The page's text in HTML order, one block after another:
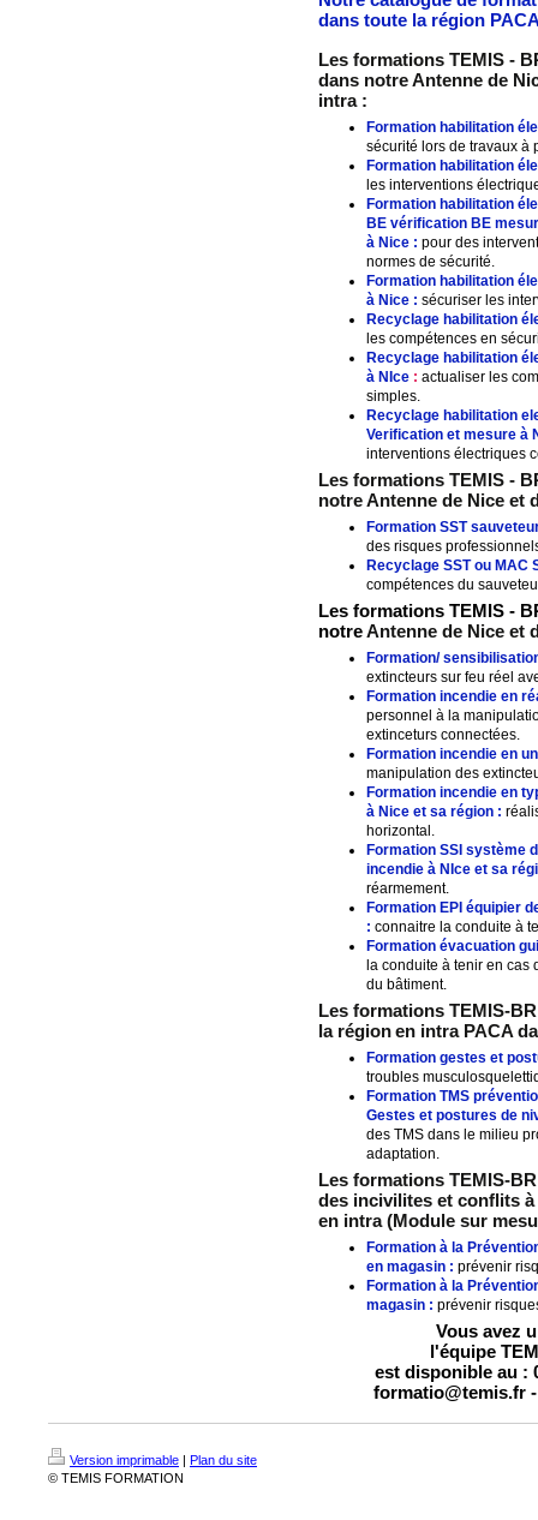
dans toute la région
Les formations TEMIS -
dans notre Antenne de
intra :
Formation habilitation
sécurité lors de travaux à
Formation habilitation
les interventions
Formation habilitation
BE vérification BE
à Nice : pour des
normes de sécurité.
Formation habilitation
à Nice : sécuriser les
Recyclage habilitation
les compétences en
Recyclage habilitation
à NIce : actualiser les
simples.
Recyclage habilitation
Verification et mesure à
interventions électriques
Les formations TEMIS -
notreAntenne de Nice et
Formation SST
des risques
Recyclage SST ou MAC
compétences du
Les formations TEMIS -
notreAntenne de Nice et
Formation/
extincteurs sur feu réel
Formation incendie en
personnel à la
extinceturs connectées.
Formation incendie en
manipulation des
Formation incendie en
à Nice et sa région :
horizontal.
Formation SSI système
incendie à NIce et sa
réarmement.
Formation EPI équipier
: connaitre la conduite à
Formation évacuation
la conduite à tenir en cas
du bâtiment.
Les formations TEMIS-
la régionen intra PACA
Formation gestes et
troubles
Formation TMS
Gestes et postures de
des TMS dans le milieu
adaptation.
Les formations TEMIS-
des incivilites et conflits
en intra (Module sur
Formation à la
en magasin : prévenir
Formation à la
magasin : prévenir
Vous avez
l'équipe
est disponible au :
formatio@temis.fr
Version imprimable | Plan du site
© TEMIS FORMATION